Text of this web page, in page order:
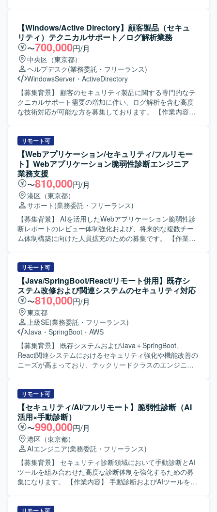
に携わっていただく場合があります。
理やアプリケーション側との調整を実施し、状況に応じて
サーバーにログインしたうえでログ調整や一次切り分けを
行います。 また、PCIDSS準拠システムに対する年間計画
に基づいたパッチ適用や、アプリケーションからの相談対
応、インフラとして検知した課題の改善対応を実施してい
ただきます。さらに、PCIDSS準拠審査の年間計画に沿った
運用支援や、四半期ごとの脆弱性検査運用、日々発生する
PCIDSS関連アラートの精査、これらに関する関係会社との
打ち合わせも担当していただきます。加えて、新規案件立
ち上げ時のインフラ支援として、ベンダー提案資料の確認
体的に案件推進ができ、関係各所との調整やベンダーコン
トロールを円滑に進められる方を求めています。セキュリ
ティ要件やPCIDSSに関する内容を丁寧に理解しながら、継
続的な改善提案や運用最適化に取り組んでいただける方が
望ましいです。 【ポジションの魅力】 クレジットカード業
界という高いセキュリティ要求のある環境で、インフラPL
として案件推進から運用保守、PCIDSS運用支援まで幅広い
業務に携わることができます。インフラとセキュリティ両
面の知見を深めながら、ベンダーコントロールや関係会社
との折衝経験を積むことができるポジションです。 【開発
環境】 Linuxを中心としたインフラ環境のもと、PCIDSS準
【Windows/Active Directory】顧客製品（セキュ
リティ）テクニカルサポート／ログ解析業務
〜700,000円/月
中央区（東京都）
ヘルプデスク(業務委託・フリーランス)
WindowsServer ・ ActiveDirectory
【募集背景】 顧客のセキュリティ製品に関する専門的なテ
クニカルサポート需要の増加に伴い、ログ解析を含む高度
な技術対応が可能な方を募集しております。 【作業内容】
応に加え、SIEMログ解析を中心とした技術調査を行いま
す。主な対応内容として、Windowsイベントログ解析
（Event ID 4624/4625 などの認証挙動の分析）、Active
Directory認証ログの調査（不正ログイン、権限昇格などの
攻撃手法理解を含む）、IPS／UTMのアラート調査、製品
（セキュリティ）の動作検証や技術的な深掘り調査、報告
書作成、社内レビュー、顧客向け説明（Web会議含む）を
行っていただきます。攻撃手法の理解を前提としたログ解
析を含む高度な技術対応が求められます。 【求める人物
像】 責任を持って1人称で対応できる方を求めております。
また、チームでの報連相やコミュニケーションを円滑に行
製品のテクニカルサポートを通じて、攻撃手法の理解や各
種ログ解析スキルを実務の中で磨くことができます。製品
の動作検証や技術的な深掘り調査を行うことで、セキュリ
ティ領域の知見を広く深く身につけられる環境です。 【開
発環境】 Windows環境および各種セキュリティ製品、SIEM
基盤を用いたログ解析環境となります。
リモート可
【Webアプリケーション/セキュリティ/フルリモー
ト】Webアプリケーション脆弱性診断エンジニア
業務支援
〜810,000円/月
港区（東京都）
サポート (業務委託・フリーランス)
【募集背景】 AIを活用したWebアプリケーション脆弱性診
断レポートのレビュー体制強化および、将来的な複数チー
ム体制構築に向けた人員拡充のための募集です。 【作業内
ただきます。また、誤検知や重複、成立未確認事項の整理
を行い、静的診断、動的診断、ブラックボックス診断の結
果や証跡を確認していただきます。危険度、CVSS、修正優
先度等の妥当性を確認し、AIが提示した修正コード案や推
奨対応内容をレビューしていただきます。顧客向け診断結
果説明資料の作成や、顧客報告会への参加、診断結果の説
明、技術的な質問への回答も担当していただきます。必要
に応じて、簡易構成図、データフロー図、攻撃経路図等の
作成や、報告会で発生した質問、回答、確認事項のナレッ
ジ化、将来的なレビュー手順、報告手順、FAQ等の標準化
支援にも携わっていただきます。 【求める人物像】 AI診断
す。技術内容を顧客に分かりやすく説明でき、関係者と円
滑にコミュニケーションを取りながら業務を進められる方
を歓迎します。 【ポジションの魅力】 AIを活用した最先端
の脆弱性診断業務に携わりながら、技術レビューや標準化
の仕組みづくりを通じてセキュリティ分野の専門性を高め
ていただけます。顧客報告やドキュメント整備にも関わる
ことで、技術力だけでなくコミュニケーション力やドキュ
メンテーション力も磨いていただけます。将来的な複数チ
ーム体制の中核メンバーとして、リーダーやメンターとし
てのキャリア形成も目指していただけます。 【開発環境】
リティ診断環境で業務を行っていただきます。
リモート可
【Java/SpringBoot/React/リモート併用】既存シ
ステム改修および関連システムのセキュリティ対応
〜810,000円/月
東京都
上級SE(業務委託・フリーランス)
Java ・ SpringBoot ・ AWS
【募集背景】 既存システムおよびJava＋SpringBoot、
React関連システムにおけるセキュリティ強化や機能改善の
ニーズが高まっており、テックリードクラスのエンジニア
およびReact関連システムの脆弱性対応やバージョンアップ
対応を行っていただきます。AIツール（Claude Codeや
Copilot）を活用しながら、開発・テスト・レビュー工程の
効率化を推進していただきます。また、ユーザーと直接コ
ミュニケーションを取り、要件や仕様の調整を行っていた
だきます。現行メンバーと連携しつつ、品質と生産性を意
識した開発をリードしていただきます。 【求める人物像】
技術的なリードだけでなく、ユーザーとのコミュニケーシ
ョンを通じて要件や仕様を整理し、最適な提案ができる方
を求めています。AIツールの活用など新しい技術にも前向
プロジェクトを推進できる方を歓迎いたします。 【ポジシ
リモート可
【セキュリティ/AI/フルリモート】脆弱性診断（AI
活用×手動診断）
〜990,000円/月
港区（東京都）
AIエンジニア(業務委託・フリーランス)
【募集背景】 セキュリティ診断領域において手動診断とAI
ツールを組み合わせた高度な診断体制を強化するための募
集になります。 【作業内容】 手動診断およびAIツールを用